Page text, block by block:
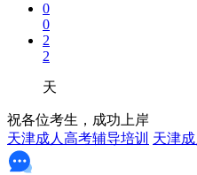
0
0
2
2
天
祝各位考生，成功上岸
天津成人高考辅导培训 天津